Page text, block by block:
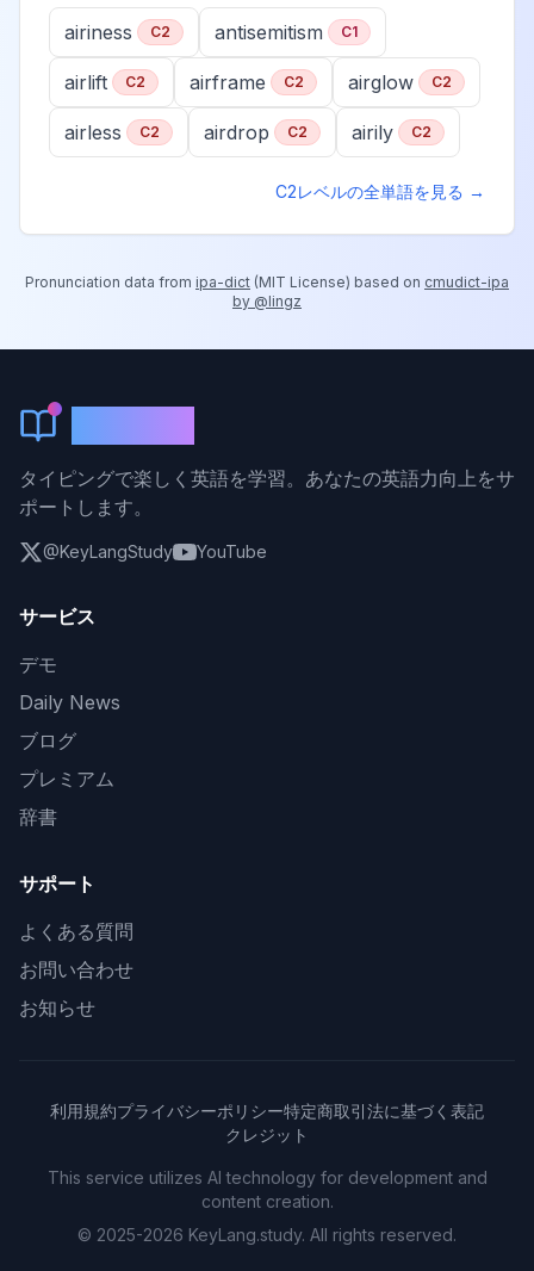
airiness C2 antisemitism C1
airlift C2 airframe C2 airglow C2
airless C2 airdrop C2 airily C2
C2レベルの全単語を見る →
Pronunciation data from ipa-dict (MIT License) based on cmudict-ipa
by @lingz
タイピングで楽しく英語を学習。あなたの英語力向上をサ
ポートします。
@KeyLangStudy YouTube
サービス
デモ
Daily News
ブログ
プレミアム
辞書
サポート
よくある質問
お問い合わせ
お知らせ
利用規約プライバシーポリシー特定商取引法に基づく表記
クレジット
This service utilizes AI technology for development and
content creation.
© 2025-2026 KeyLang.study. All rights reserved.